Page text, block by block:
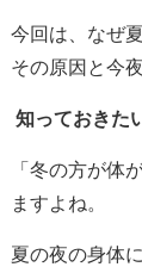
今回は、なぜ
その原因と今
知っておきた
「冬の方が体
ますよね。
夏の夜の身体